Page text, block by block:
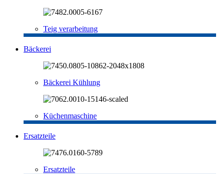
Teig verarbeitung
Bäckerei
Bäckerei Kühlung
Küchenmaschine
Ersatzteile
Ersatzteile